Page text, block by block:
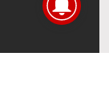
directamente en